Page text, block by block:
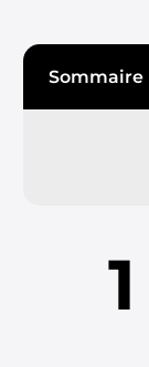
Sommaire
1